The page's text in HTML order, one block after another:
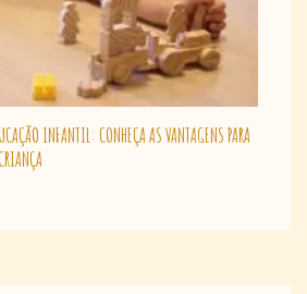
INFANTIL: CONHEÇA AS VANTAGENS PARA